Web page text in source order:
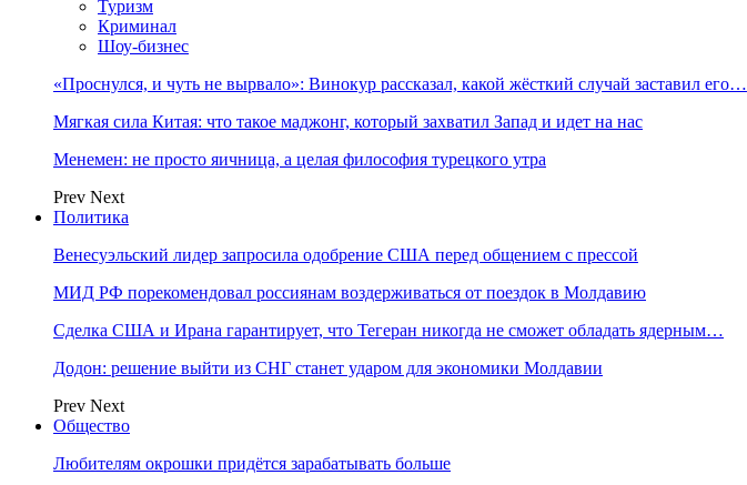
Туризм
Криминал
Шоу-бизнес
«Проснулся, и чуть не вырвало»: Винокур рассказал, какой жёсткий случай заставил его…
Мягкая сила Китая: что такое маджонг, который захватил Запад и идет на нас
Менемен: не просто яичница, а целая философия турецкого утра
Prev Next
Политика
Венесуэльский лидер запросила одобрение США перед общением с прессой
МИД РФ порекомендовал россиянам воздерживаться от поездок в Молдавию
Сделка США и Ирана гарантирует, что Тегеран никогда не сможет обладать ядерным…
Додон: решение выйти из СНГ станет ударом для экономики Молдавии
Prev Next
Общество
Любителям окрошки придётся зарабатывать больше